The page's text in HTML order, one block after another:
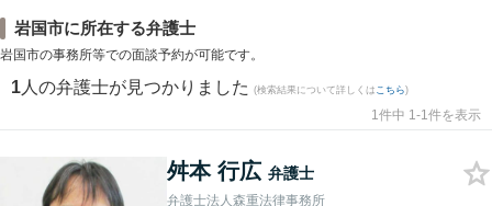
岩国市に所在する弁護士
岩国市の事務所等での面談予約が可能です。
1 人の弁護士が見つかりました (検索結果について詳しくは こちら)
1件中 1-1件を表示
舛本 行広 弁護士
弁護士法人森重法律事務所